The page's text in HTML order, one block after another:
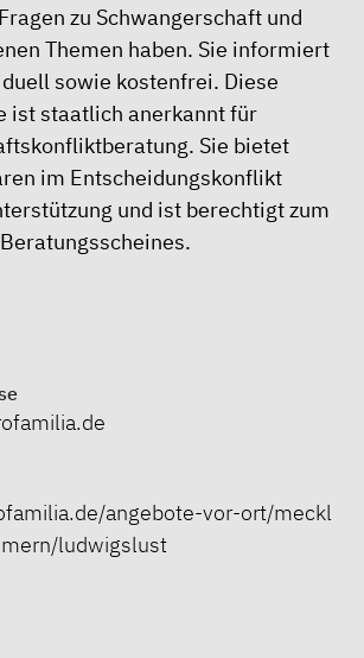
zu Schwangerschaft und
Themen haben. Sie informiert
sowie kostenfrei. Diese
ist staatlich anerkannt für
Sie bietet
im Entscheidungskonflikt
und ist berechtigt zum
angebote-vor-ort/meckl
ludwigslust